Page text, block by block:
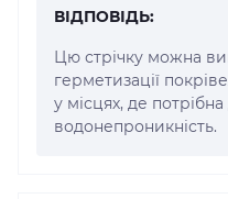
ВІДПОВІДЬ:
Цю стрічку можна
герметизації
у місцях, де
водонепроникність.